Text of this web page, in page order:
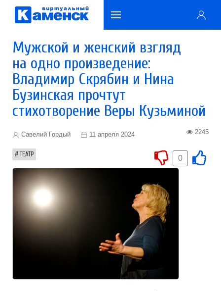
Мужской и женский взгляд
на одно произведение:
Владимир Скрябин и Нина
Бузинская прочтут
стихотворение Веры Кузьминой
Савелий Гордый 11 апреля 2024 2245
ТЕАТР 0